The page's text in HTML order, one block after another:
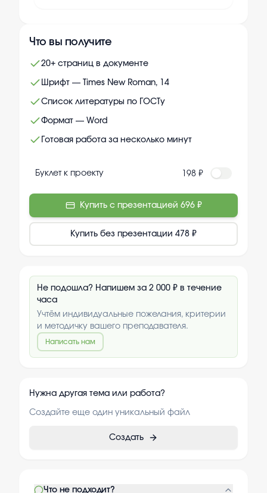
Что вы получите
20+ страниц в документе
Шрифт — Times New Roman, 14
Список литературы по ГОСТу
Формат — Word
Готовая работа за несколько минут
Буклет к проекту 198 ₽
Купить с презентацией 696 ₽
Купить без презентации 478 ₽
Не подошла? Напишем за 2 000 ₽ в течение
часа
Учтём индивидуальные пожелания, критерии
и методичку вашего преподавателя.
Написать нам
Нужна другая тема или работа?
Создайте еще один уникальный файл
Создать
Что не подходит?